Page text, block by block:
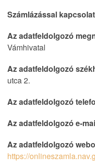
Számlázással
Az adatfeldolgozó
Vámhivatal
Az adatfeldolgozó
utca 2.
Az adatfeldolgozó
Az adatfeldolgozó e-
Az adatfeldolgozó
https://